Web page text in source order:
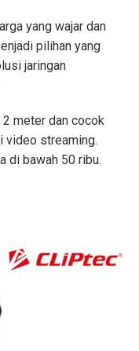
yang wajar dan
pilihan yang
jaringan
meter dan cocok
video streaming.
di bawah 50 ribu.